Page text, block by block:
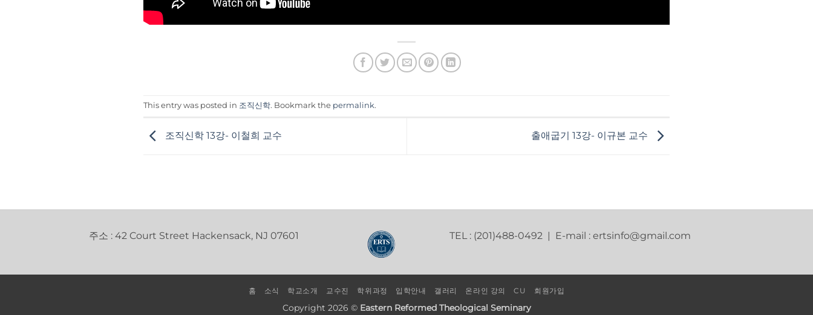
This entry was posted in 조직신학. Bookmark the permalink.
조직신학 13강- 이철희 교수 출애굽기 13강- 이규본 교수
주소 : 42 Court Street Hackensack, NJ 07601 TEL : (201)488-0492 | E-mail : ertsinfo@gmail.com
홈 소식 학교소개 교수진 학위과정 입학안내 갤러리 온라인 강의 CU 회원가입
Copyright 2026 © Eastern Reformed Theological Seminary